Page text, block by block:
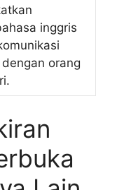
inggris
orang